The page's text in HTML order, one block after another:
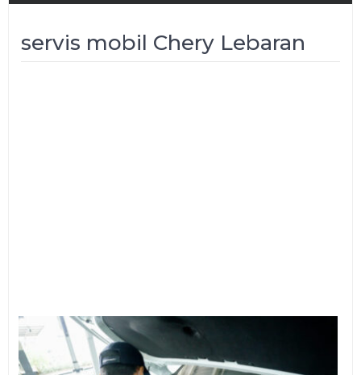
servis mobil Chery Lebaran